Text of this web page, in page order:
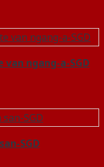
van ngang-a-SGD
SGD